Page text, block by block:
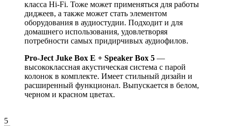
класса Hi-Fi. Тоже может применяться для работы
диджеев, а также может стать элементом
оборудования в аудиостудии. Подходит и для
домашнего использования, удовлетворяя
потребности самых придирчивых аудиофилов.
Pro-Ject Juke Box E + Speaker Box 5 —
высококлассная акустическая система с парой
колонок в комплекте. Имеет стильный дизайн и
расширенный функционал. Выпускается в белом,
черном и красном цветах.
5